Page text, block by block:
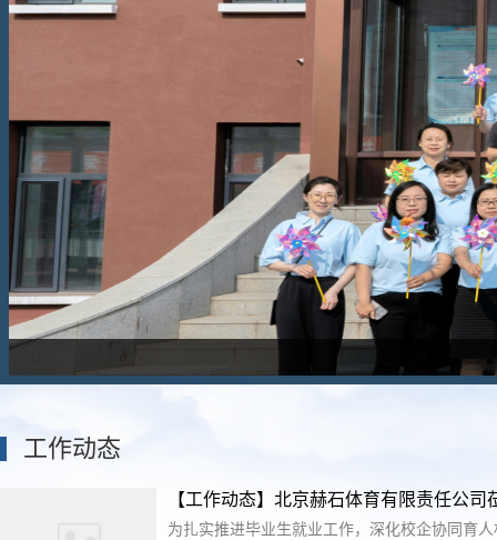
工作动态
【工作动态】北京赫石体育有限责任公
为扎实推进毕业生就业工作，深化校企协同育